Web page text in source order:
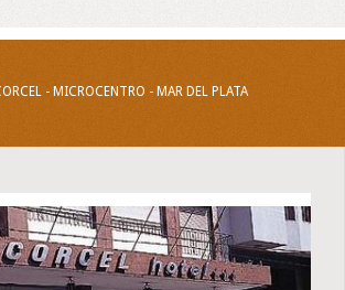
- MICROCENTRO - MAR DEL PLATA